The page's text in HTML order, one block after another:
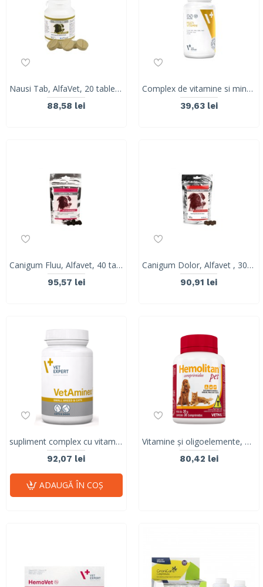
Nausi Tab, AlfaVet, 20 tablete x 5.5 g
88,58 lei
Complex de vitamine si minerale pentru caini si pisici Multivitamin Twist Off, VetExpert, 30 capsule
39,63 lei
Canigum Fluu, Alfavet, 40 tablete
95,57 lei
Canigum Dolor, Alfavet , 30 tablete
90,91 lei
supliment complex cu vitamine și minerale pentru pisici și câini de talie mică VetAminex Vet Expert 60 caps
92,07 lei
ADAUGĂ ÎN COŞ
Vitamine și oligoelemente, precursor al metabolismului celular, Hemolitan® Pet, Vetnil, 30 comprimate
80,42 lei